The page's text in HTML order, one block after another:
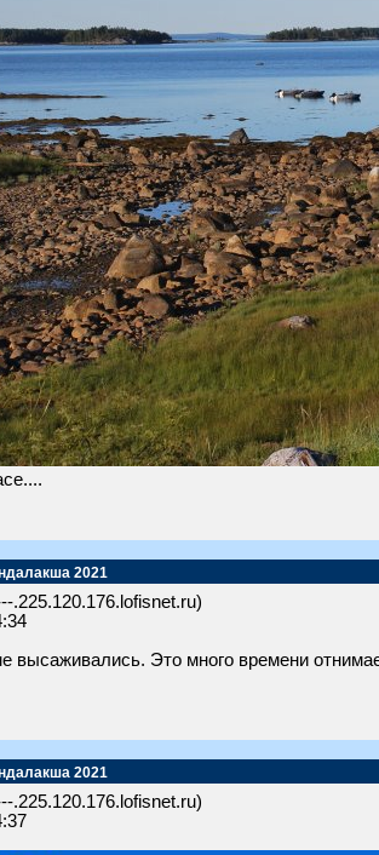
2021
.225.120.176.lofisnet.ru)
высаживались. Это много времени
2021
.225.120.176.lofisnet.ru)